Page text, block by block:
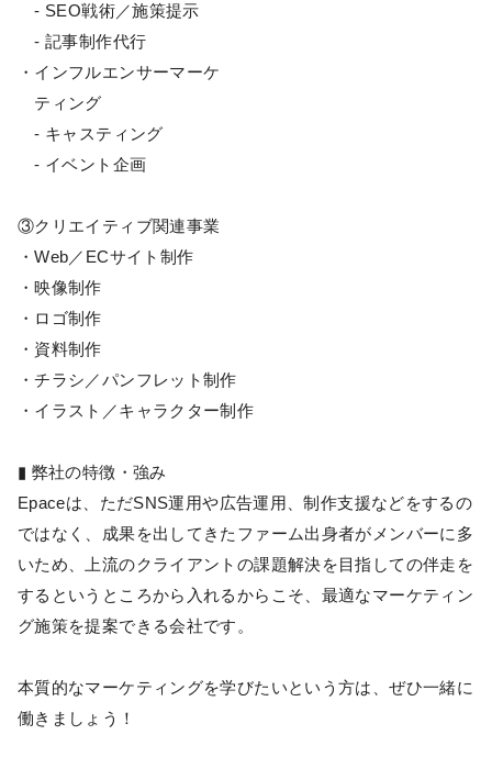
- SEO戦術／施策提示
- 記事制作代行
・インフルエンサーマーケ
ティング
- キャスティング
- イベント企画
③クリエイティブ関連事業
・Web／ECサイト制作
・映像制作
・ロゴ制作
・資料制作
・チラシ／パンフレット制作
・イラスト／キャラクター制作
▮ 弊社の特徴・強み
Epaceは、ただSNS運用や広告運用、制作支援などをするの
ではなく、成果を出してきたファーム出身者がメンバーに多
いため、上流のクライアントの課題解決を目指しての伴走を
するというところから入れるからこそ、最適なマーケティン
グ施策を提案できる会社です。
本質的なマーケティングを学びたいという方は、ぜひ一緒に
働きましょう！